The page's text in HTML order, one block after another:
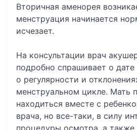
Вторичная аменорея
менструация начинается
исчезает.
На консультации врач
подробно спрашивает о
о регулярности и
менструальном цикле. Мать
находиться вместе с
врача, но все-таки, в силу
процедуры осмотра, а также